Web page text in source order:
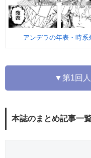
アンデラの年表・時系
▼第1回
本誌のまとめ記事一